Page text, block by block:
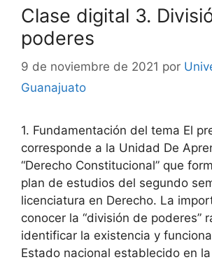
Clase digital 3.
poderes
9 de noviembre de 2021 por
Guanajuato
1. Fundamentación del tema El
corresponde a la Unidad De
“Derecho Constitucional” que
plan de estudios del segundo
licenciatura en Derecho. La
conocer la “división de poderes”
identificar la existencia y
Estado nacional establecido en